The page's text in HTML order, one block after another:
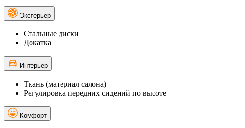
Экстерьер
Стальные диски
Докатка
Интерьер
Ткань (материал салона)
Регулировка передних сидений по высоте
Комфорт